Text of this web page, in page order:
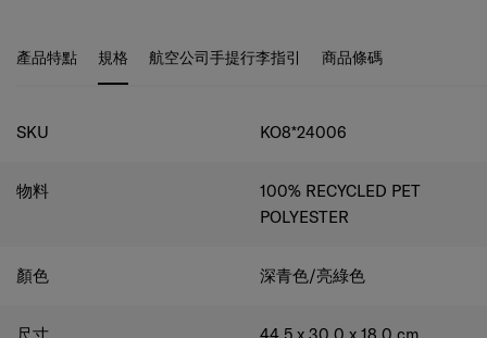
手提電腦隔層：
讓您的裝置能隨時隨地充電。
產品特點 規格 航空公司手提行李指引 商品條碼
規格
SKU KO8*24006
物料
100% RECYCLED PET
POLYESTER
顏色 深青色/亮綠色